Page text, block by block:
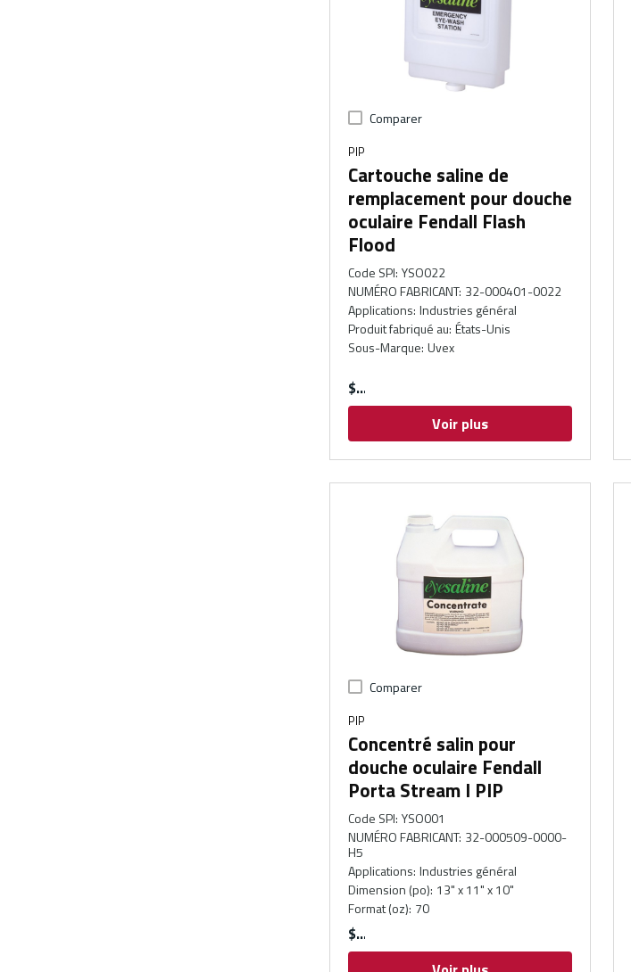
Comparer
PIP
Cartouche saline de
remplacement pour douche
oculaire Fendall Flash
Flood
Code SPI: YSO022
NUMÉRO FABRICANT: 32-000401-0022
Applications: Industries général
Produit fabriqué au: États-Unis
Sous-Marque: Uvex
$
Voir plus
Comparer
PIP
Concentré salin pour
douche oculaire Fendall
Porta Stream I PIP
Code SPI: YSO001
NUMÉRO FABRICANT: 32-000509-0000-
H5
Applications: Industries général
Dimension (po): 13" x 11" x 10"
Format (oz): 70
$